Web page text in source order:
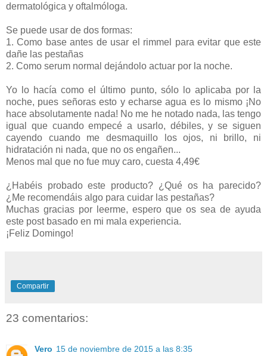
dermatológica y oftalmóloga.
Se puede usar de dos formas:
1. Como base antes de usar el rimmel para evitar que este
dañe las pestañas
2. Como serum normal dejándolo actuar por la noche.
Yo lo hacía como el último punto, sólo lo aplicaba por la
noche, pues señoras esto y echarse agua es lo mismo ¡No
hace absolutamente nada! No me he notado nada, las tengo
igual que cuando empecé a usarlo, débiles, y se siguen
cayendo cuando me desmaquillo los ojos, ni brillo, ni
hidratación ni nada, que no os engañen...
Menos mal que no fue muy caro, cuesta 4,49€
¿Habéis probado este producto? ¿Qué os ha parecido?
¿Me recomendáis algo para cuidar las pestañas?
Muchas gracias por leerme, espero que os sea de ayuda
este post basado en mi mala experiencia.
¡Feliz Domingo!
Compartir
23 comentarios:
Vero 15 de noviembre de 2015 a las 8:35